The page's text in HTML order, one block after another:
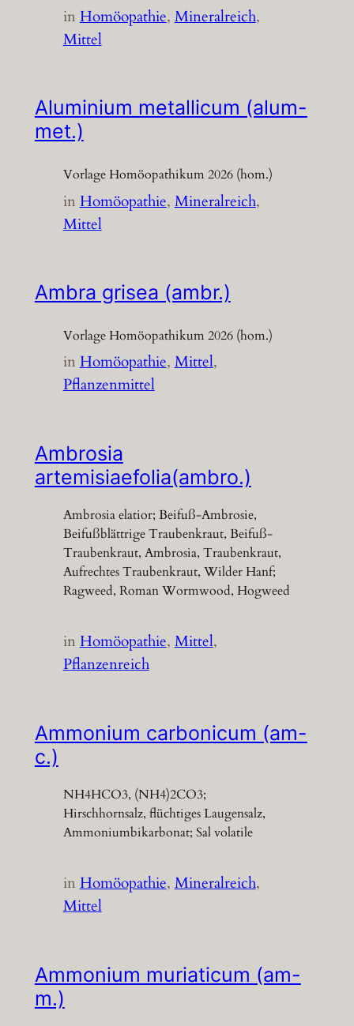
inHomöopathie, Mineralreich
Mittel
Aluminium metallicum (alum-
met.)
Vorlage Homöopathikum 2026 (hom.)
inHomöopathie, Mineralreich
Mittel
Ambra grisea (ambr.)
Vorlage Homöopathikum 2026 (hom.)
inHomöopathie, Mittel
Pflanzenmittel
Ambrosia
artemisiaefolia(ambro.)
Ambrosia elatior; Beifuß-Ambrosie,
Beifußblättrige Traubenkraut, Beifuß-
Traubenkraut, Ambrosia, Traubenkraut,
Aufrechtes Traubenkraut, Wilder Hanf;
Ragweed, Roman Wormwood, Hogweed
inHomöopathie, Mittel
Pflanzenreich
Ammonium carbonicum (am-
c.)
NH4HCO3, (NH4)2CO3;
Hirschhornsalz, flüchtiges Laugensalz,
Ammoniumbikarbonat; Sal volatile
inHomöopathie, Mineralreich
Mittel
Ammonium muriaticum (am-
m.)